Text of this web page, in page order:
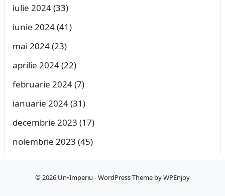
iulie 2024(33)
iunie 2024(41)
mai 2024(23)
aprilie 2024(22)
februarie 2024(7)
ianuarie 2024(31)
decembrie 2023 (17)
noiembrie 2023 (45)
© 2026 Un•Imperiu -WordPress ThemebyWPEnjoy